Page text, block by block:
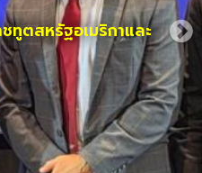
ทูตสหรัฐอเมริกาและ